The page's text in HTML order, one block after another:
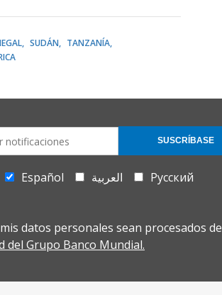
SUDÁN
TANZANÍA
Español العربية
Русский
datos personales sean procesados de
del Grupo Banco Mundial.
SUSCRÍBASE